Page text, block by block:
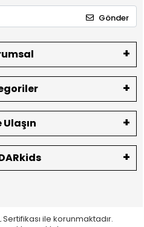
Gönder
Ulaşın
ile korunmaktadır.